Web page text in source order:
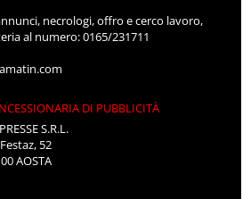
necrologi, offro e cerco lavoro,
al numero: 0165/231711
DI PUBBLICITÀ
S.R.L.
52
AOSTA